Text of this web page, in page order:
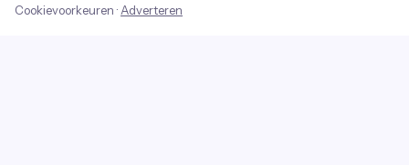
Cookievoorkeuren · Adverteren